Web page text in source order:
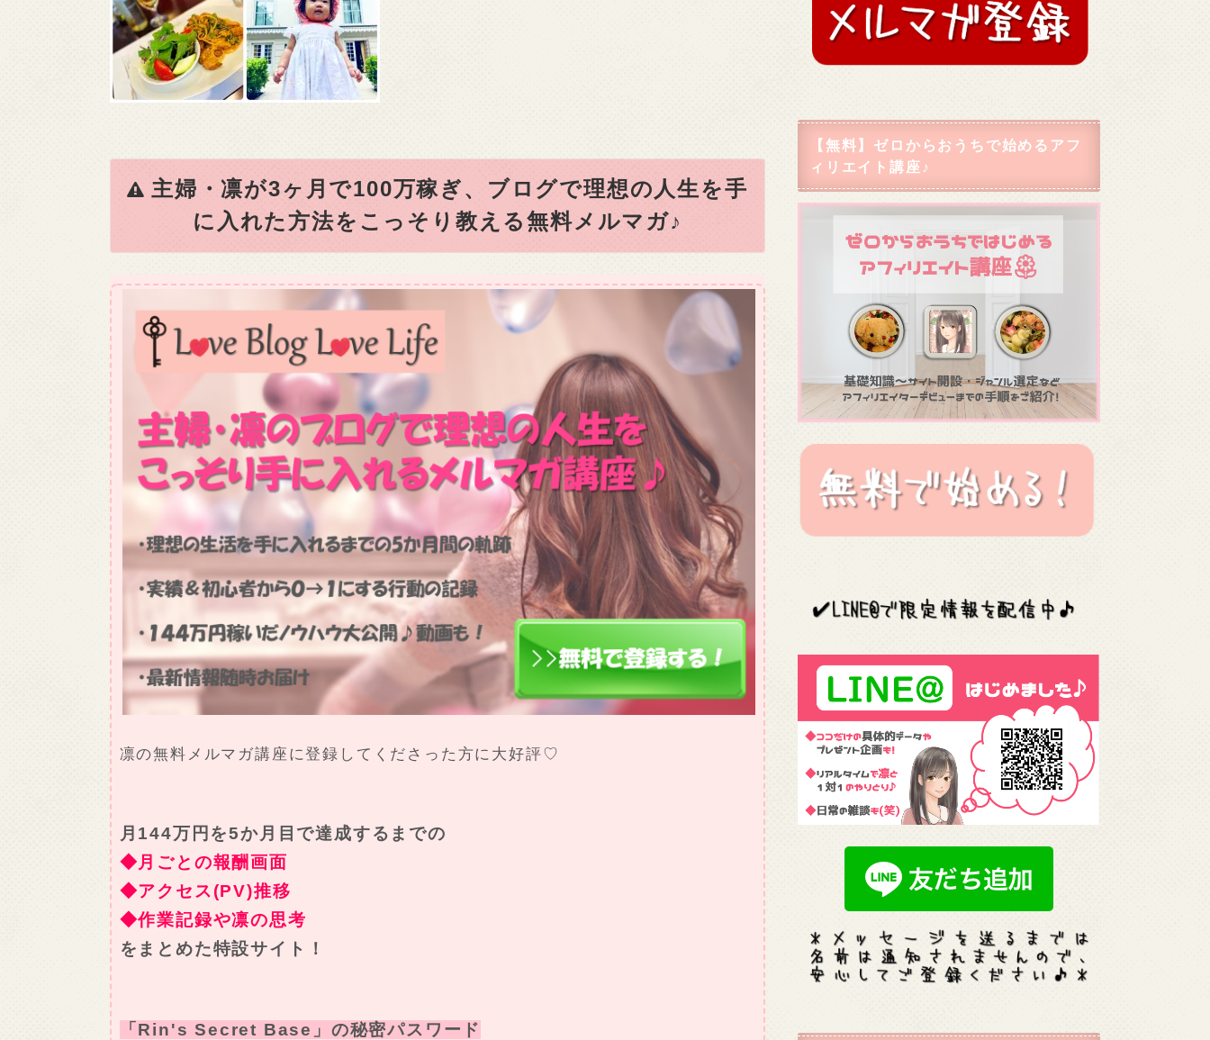
主婦・凛が3ヶ月で100万稼ぎ、ブログで理想の人生を手
に入れた方法をこっそり教える無料メルマガ♪
凛の無料メルマガ講座に登録してくださった方に大好評♡
月144万円を5か月目で達成するまでの
◆月ごとの報酬画面
◆アクセス(PV)推移
◆作業記録や凛の思考
をまとめた特設サイト！
「Rin's Secret Base」の秘密パスワード
【無料】ゼロからおうちで始めるアフ
ィリエイト講座♪